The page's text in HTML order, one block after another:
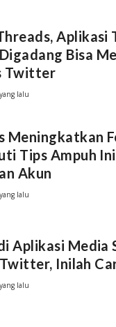
Aplikasi
Bisa
Twitter
lalu
Meningkatkan
Tips Ampuh
Akun
lalu
Aplikasi Media
Inilah
lalu